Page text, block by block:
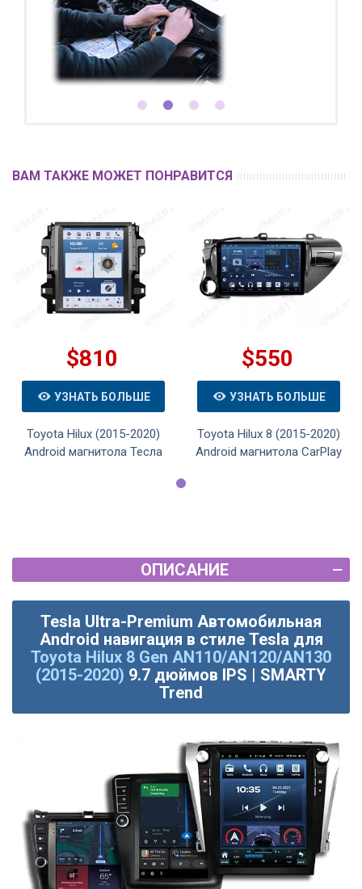
ВАМ ТАКЖЕ МОЖЕТ ПОНРАВИТСЯ
$810
УЗНАТЬ БОЛЬШЕ
Toyota Hilux (2015-2020)
Android магнитола Тесла
$550
УЗНАТЬ БОЛЬШЕ
Toyota Hilux 8 (2015-2020)
Android магнитола CarPlay
ОПИСАНИЕ
Tesla Ultra-Premium Автомобильная
Android навигация в стиле Tesla для
Toyota Hilux 8 Gen AN110/AN120/AN130
(2015-2020) 9.7 дюймов IPS | SMARTY
Trend